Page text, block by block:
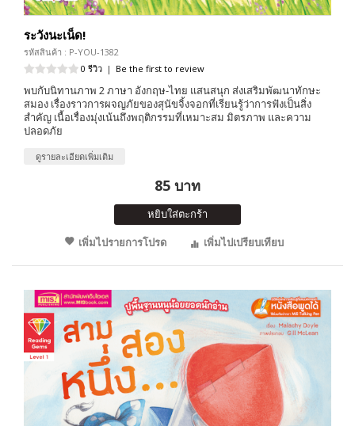
ระวังนะเน็ด!
รหัสสินค้า : P-YOU-1382
0 รีวิว | Be the first to review
พบกับนิทานภาพ 2 ภาษา อังกฤษ-ไทย แสนสนุก ส่งเสริมพัฒนาทักษะ
สมอง เรื่องราวการผจญภัยของสุนัขจิ้งจอกที่เรียนรู้ว่าการฟังเป็นสิ่ง
สำคัญ เนื้อเรื่องมุ่งเน้นถึงพฤติกรรมที่เหมาะสม มิตรภาพ และความ
ปลอดภัย
ดูรายละเอียดเพิ่มเติม
85 บาท
หยิบใส่ตะกร้า
เพิ่มไปรายการโปรด
เพิ่มไปเปรียบเทียบ